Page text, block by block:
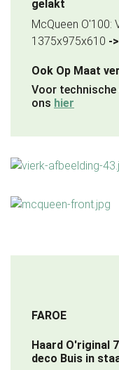
gelakt
McQueen O'100:
1375x975x610 -
Ook Op Maat
Voor
ons hier
FAROE
Haard O'riginal
deco Buis in